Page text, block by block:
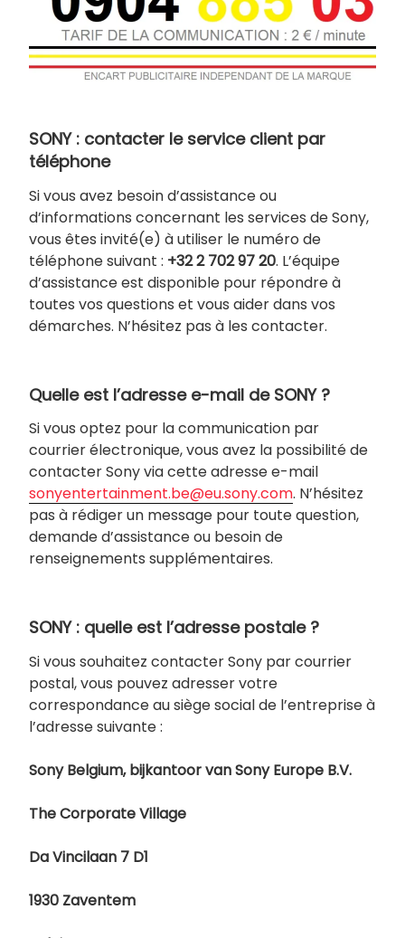
SONY : contacter le service client par
téléphone
Si vous avez besoin d’assistance ou
d’informations concernant les services de Sony,
vous êtes invité(e) à utiliser le numéro de
téléphone suivant : +32 2 702 97 20. L’équipe
d’assistance est disponible pour répondre à
toutes vos questions et vous aider dans vos
démarches. N’hésitez pas à les contacter.
Quelle est l’adresse e-mail de SONY ?
Si vous optez pour la communication par
courrier électronique, vous avez la possibilité de
contacter Sony via cette adresse e-mail
sonyentertainment.be@eu.sony.com. N’hésitez
pas à rédiger un message pour toute question,
demande d’assistance ou besoin de
renseignements supplémentaires.
SONY : quelle est l’adresse postale ?
Si vous souhaitez contacter Sony par courrier
postal, vous pouvez adresser votre
correspondance au siège social de l’entreprise à
l’adresse suivante :
Sony Belgium, bijkantoor van Sony Europe B.V.
The Corporate Village
Da Vincilaan 7 D1
1930 Zaventem